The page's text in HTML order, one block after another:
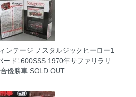
ンテージ ノスタルジックヒーロー1
ード1600SSS 1970年サファリラリ
優勝車SOLD OUT